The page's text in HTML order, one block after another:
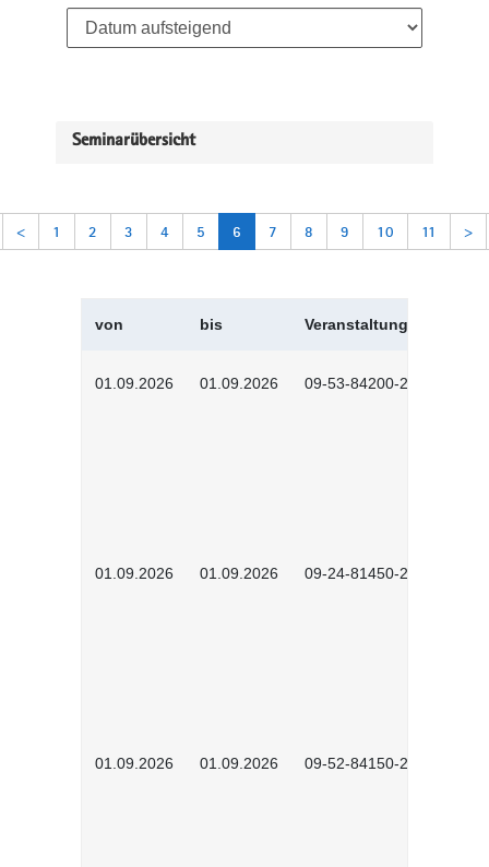
Seminarübersicht
< 1 2 3 4 5 6 7 8 9 10 11 >
von bis Veranstaltungskürzel
01.09.2026 01.09.2026 09-53-84200-2604
01.09.2026 01.09.2026 09-24-81450-2601
01.09.2026 01.09.2026 09-52-84150-2601